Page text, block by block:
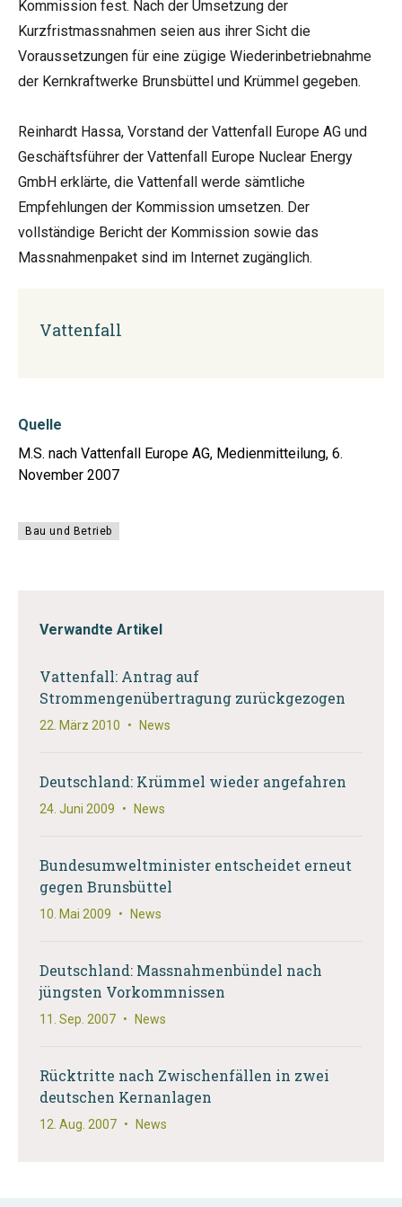
Kommission fest. Nach der Umsetzung der
Kurzfristmassnahmen seien aus ihrer Sicht die
Voraussetzungen für eine zügige Wiederinbetriebnahme
der Kernkraftwerke Brunsbüttel und Krümmel gegeben.
Reinhardt Hassa, Vorstand der Vattenfall Europe AG und
Geschäftsführer der Vattenfall Europe Nuclear Energy
GmbH erklärte, die Vattenfall werde sämtliche
Empfehlungen der Kommission umsetzen. Der
vollständige Bericht der Kommission sowie das
Massnahmenpaket sind im Internet zugänglich.
Vattenfall
Quelle
M.S. nach Vattenfall Europe AG, Medienmitteilung, 6.
November 2007
Bau und Betrieb
Verwandte Artikel
Vattenfall: Antrag auf
Strommengenübertragung zurückgezogen
22. März 2010 • News
Deutschland: Krümmel wieder angefahren
24. Juni 2009 • News
Bundesumweltminister entscheidet erneut
gegen Brunsbüttel
10. Mai 2009 • News
Deutschland: Massnahmenbündel nach
jüngsten Vorkommnissen
11. Sep. 2007 • News
Rücktritte nach Zwischenfällen in zwei
deutschen Kernanlagen
12. Aug. 2007 • News